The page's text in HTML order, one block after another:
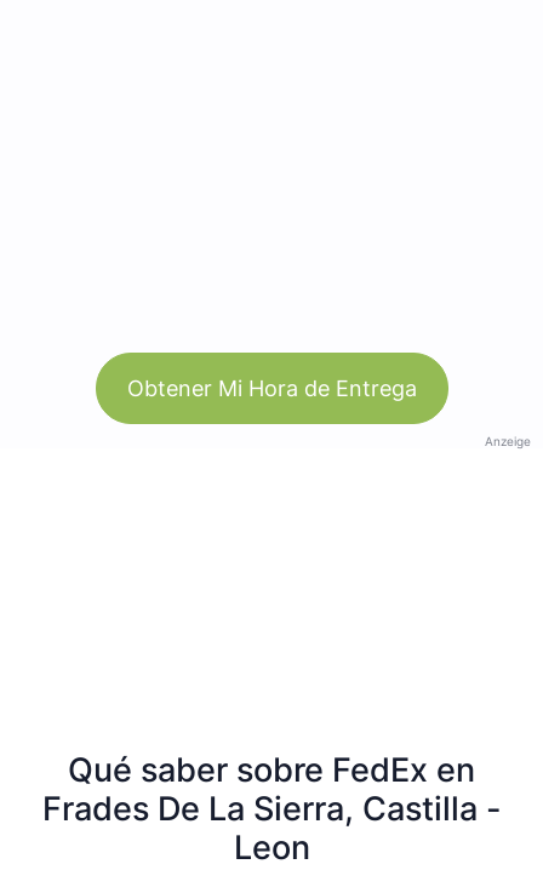
Obtener Mi Hora de Entrega
Anzeige
Qué saber sobre FedEx en
Frades De La Sierra, Castilla -
Leon